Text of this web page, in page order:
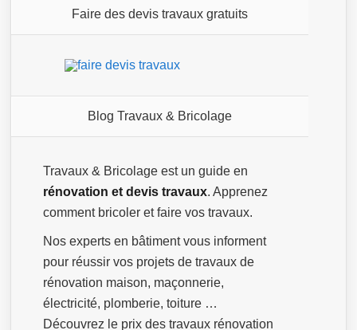
Faire des devis travaux gratuits
Blog Travaux & Bricolage
Travaux & Bricolage est un guide en
rénovation et devis travaux. Apprenez
comment bricoler et faire vos travaux.
Nos experts en bâtiment vous informent
pour réussir vos projets de travaux de
rénovation maison, maçonnerie,
électricité, plomberie, toiture …
Découvrez le prix des travaux rénovation